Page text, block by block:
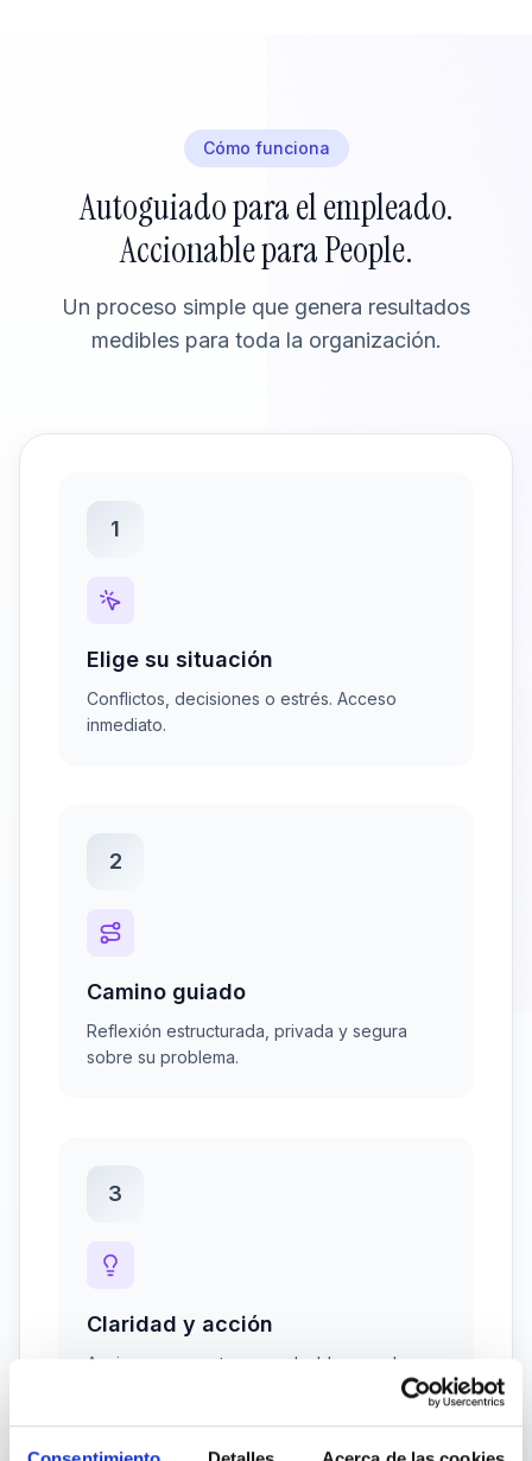
Cómo funciona
Autoguiado para el empleado.
Accionable para People.
Un proceso simple que genera resultados
medibles para toda la organización.
1
Elige su situación
Conflictos, decisiones o estrés. Acceso
inmediato.
2
Camino guiado
Reflexión estructurada, privada y segura
sobre su problema.
3
Claridad y acción
Acciones concretas para desbloquear la